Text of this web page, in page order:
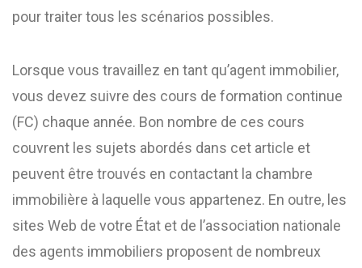
pour traiter tous les scénarios possibles.
Lorsque vous travaillez en tant qu’agent immobilier,
vous devez suivre des cours de formation continue
(FC) chaque année. Bon nombre de ces cours
couvrent les sujets abordés dans cet article et
peuvent être trouvés en contactant la chambre
immobilière à laquelle vous appartenez. En outre, les
sites Web de votre État et de l’association nationale
des agents immobiliers proposent de nombreux